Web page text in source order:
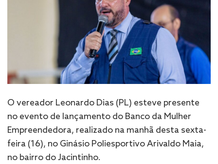
O vereador Leonardo Dias (PL) esteve presente
no evento de lançamento do Banco da Mulher
Empreendedora, realizado na manhã desta sexta-
feira (16), no Ginásio Poliesportivo Arivaldo Maia,
no bairro do Jacintinho.